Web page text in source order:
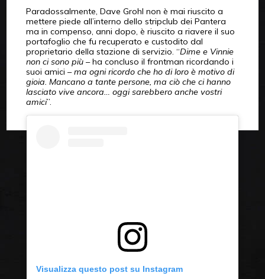
Paradossalmente, Dave Grohl non è mai riuscito a
mettere piede all’interno dello stripclub dei Pantera
ma in compenso, anni dopo, è riuscito a riavere il suo
portafoglio che fu recuperato e custodito dal
proprietario della stazione di servizio. “Dime e Vinnie
non ci sono più– ha concluso il frontman ricordando i
suoi amici –ma ogni ricordo che ho di loro è motivo di
gioia. Mancano a tante persone, ma ciò che ci hanno
lasciato vive ancora… oggi sarebbero anche vostri
amici”.
Visualizza questo post su Instagram